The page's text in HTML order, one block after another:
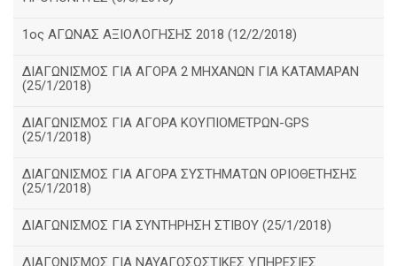
1ος ΑΓΩΝΑΣ ΑΞΙΟΛΟΓΗΣΗΣ 2018 (12/2/2018)
ΔΙΑΓΩΝΙΣΜΟΣ ΓΙΑ ΑΓΟΡΑ 2 ΜΗΧΑΝΩΝ ΓΙΑ ΚΑΤΑΜΑΡΑΝ
(25/1/2018)
ΔΙΑΓΩΝΙΣΜΟΣ ΓΙΑ ΑΓΟΡΑ ΚΟΥΠΙΟΜΕΤΡΩΝ-GPS
(25/1/2018)
ΔΙΑΓΩΝΙΣΜΟΣ ΓΙΑ ΑΓΟΡΑ ΣΥΣΤΗΜΑΤΩΝ ΟΡΙΟΘΕΤΗΣΗΣ
(25/1/2018)
ΔΙΑΓΩΝΙΣΜΟΣ ΓΙΑ ΣΥΝΤΗΡΗΣΗ ΣΤΙΒΟΥ (25/1/2018)
ΔΙΑΓΩΝΙΣΜΟΣ ΓΙΑ ΝΑΥΑΓΟΣΩΣΤΙΚΕΣ ΥΠΗΡΕΣΙΕΣ